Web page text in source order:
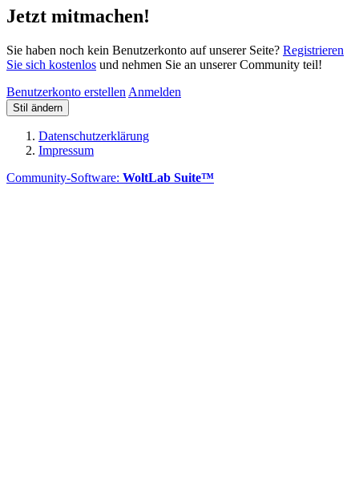
Jetzt mitmachen!
Sie haben noch kein Benutzerkonto auf unserer Seite? Registrieren
Sie sich kostenlos und nehmen Sie an unserer Community teil!
Benutzerkonto erstellen Anmelden
Stil ändern
Datenschutzerklärung
Impressum
Community-Software: WoltLab Suite™